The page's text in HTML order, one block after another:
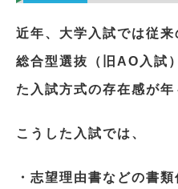
近年、大学入試では従来
総合型選抜（旧AO入試
た入試方式の存在感が年
こうした入試では、
・志望理由書などの書類